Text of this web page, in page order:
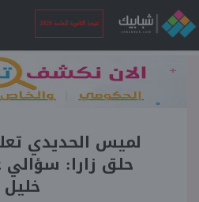
نتيجة الثانوية العامة 2026
نتيجة الثانوية
أخبار ساخنة
لميس الحديدي
حلق زارا: سؤالي
خليل